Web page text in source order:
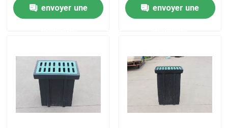
Maison
Vidéos
Au sujet de nous
envoyer une envoyer une